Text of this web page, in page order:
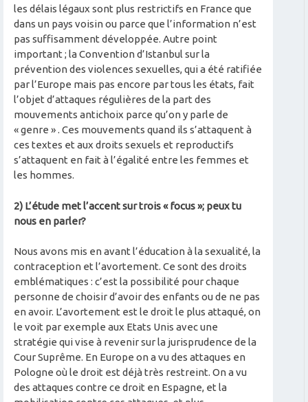
les délais légaux sont plus restrictifs en France que
dans un pays voisin ou parce que l’information n’est
pas suffisamment développée. Autre point
important ; la Convention d’Istanbul sur la
prévention des violences sexuelles, qui a été ratifiée
par l’Europe mais pas encore par tous les états, fait
l’objet d’attaques régulières de la part des
mouvements antichoix parce qu’on y parle de
« genre » . Ces mouvements quand ils s’attaquent à
ces textes et aux droits sexuels et reproductifs
s’attaquent en fait à l’égalité entre les femmes et
les hommes.
2) L’étude met l’accent sur trois « focus »; peux tu
nous en parler?
Nous avons mis en avant l’éducation à la sexualité, la
contraception et l’avortement. Ce sont des droits
emblématiques : c’est la possibilité pour chaque
personne de choisir d’avoir des enfants ou de ne pas
en avoir. L’avortement est le droit le plus attaqué, on
le voit par exemple aux Etats Unis avec une
stratégie qui vise à revenir sur la jurisprudence de la
Cour Suprême. En Europe on a vu des attaques en
Pologne où le droit est déjà très restreint. On a vu
des attaques contre ce droit en Espagne, et la